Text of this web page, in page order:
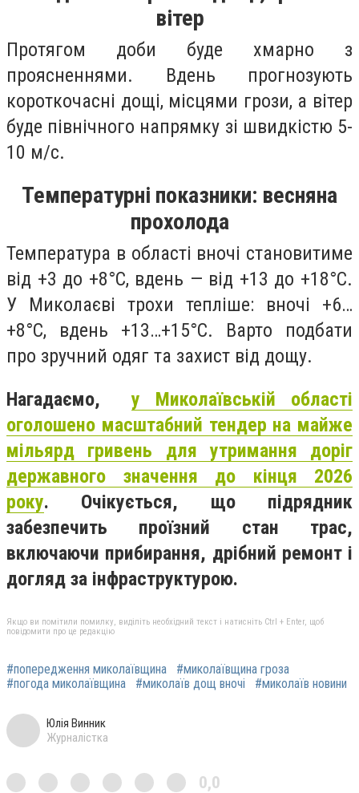
вітер
Протягом доби буде хмарно з
проясненнями. Вдень прогнозують
короткочасні дощі, місцями грози, а вітер
буде північного напрямку зі швидкістю 5-
10 м/с.
Температурні показники: весняна
прохолода
Температура в області вночі становитиме
від +3 до +8°C, вдень — від +13 до +18°C.
У Миколаєві трохи тепліше: вночі +6…
+8°C, вдень +13…+15°C. Варто подбати
про зручний одяг та захист від дощу.
Нагадаємо, у Миколаївській області
оголошено масштабний тендер на майже
мільярд гривень для утримання доріг
державного значення до кінця 2026
року. Очікується, що підрядник
забезпечить проїзний стан трас,
включаючи прибирання, дрібний ремонт і
догляд за інфраструктурою.
Якщо ви помітили помилку, виділіть необхідний текст і натисніть Ctrl + Enter, щоб
повідомити про це редакцію
#попередження миколаївщина
#миколаївщина гроза
#погода миколаївщина
#миколаїв дощ вночі #миколаїв новини
Юлія Винник
Журналістка
0,0